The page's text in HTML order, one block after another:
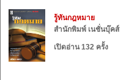
รู้ทันกฎหมาย
สำนักพิมพ์ เนชั่นบุ๊คส์
เปิดอ่าน 132 ครั้ง